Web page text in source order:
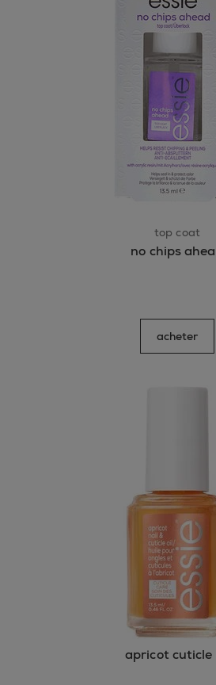
top coat
no chips
acheter
apricot cuticle